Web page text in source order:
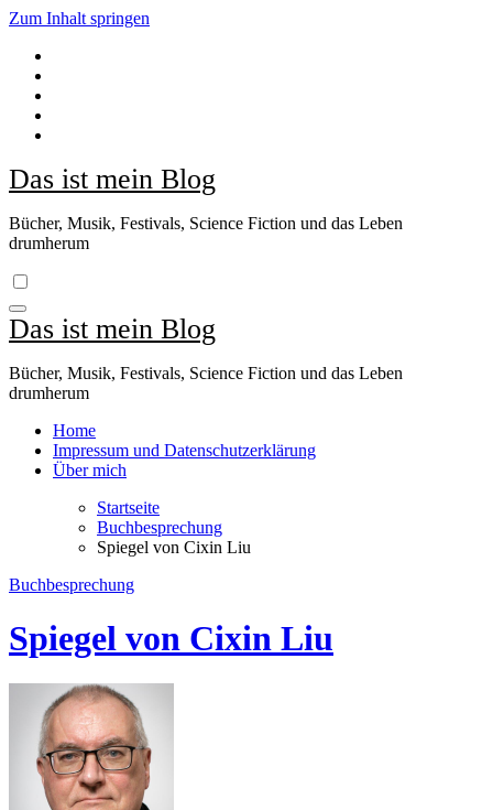
Zum Inhalt springen
Das ist mein Blog
Bücher, Musik, Festivals, Science Fiction und das Leben
drumherum
Das ist mein Blog
Bücher, Musik, Festivals, Science Fiction und das Leben
drumherum
Home
Impressum und Datenschutzerklärung
Über mich
Startseite
Buchbesprechung
Spiegel von Cixin Liu
Buchbesprechung
Spiegel von Cixin Liu